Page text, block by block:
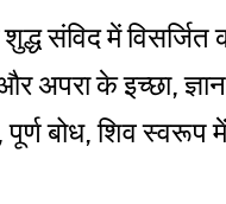
संविद में
अपरा के इच्छा,
बोध, शिव स्वरूप में